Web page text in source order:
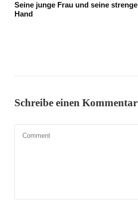
Seine junge Frau und seine strenge
Hand
Schreibe einen Kommentar